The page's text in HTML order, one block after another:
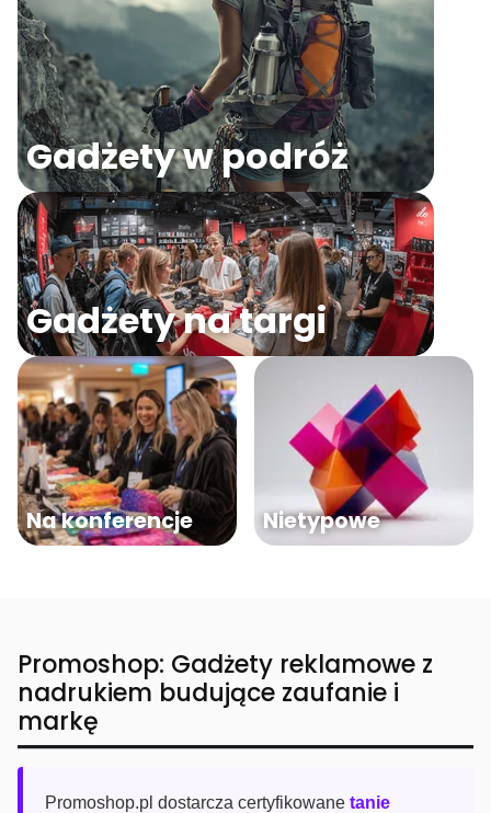
Gadżety w podróż
Gadżety na targi
Na konferencje Nietypowe
Promoshop: Gadżety reklamowe z
nadrukiem budujące zaufanie i
markę
Promoshop.pl dostarcza certyfikowane tanie